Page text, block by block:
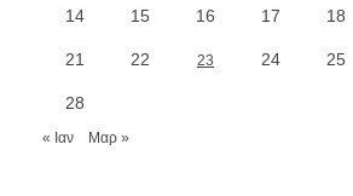
14 15 16 17 18
21 22 23 24 25
28
« Ιαν Μαρ »